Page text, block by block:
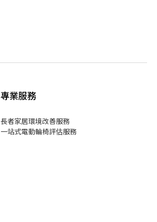
專業服務
長者家居環境改善服務
一站式電動輪椅評估服務